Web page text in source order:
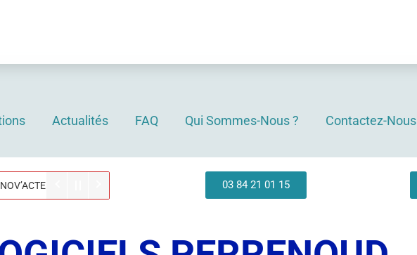
Actualités FAQ Qui Sommes-Nous ? Contactez-Nous
PARIS 03 84 21 01 15